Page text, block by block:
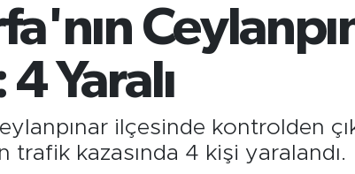
4 Yaralı
ilçesinde kontrolden
trafik kazasında 4 kişi yaralandı.